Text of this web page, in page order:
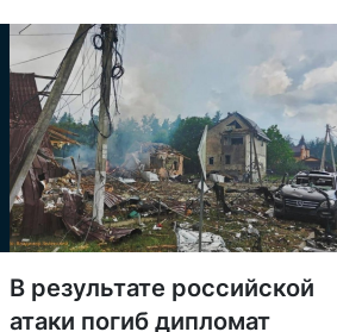
В результате российской
атаки погиб дипломат